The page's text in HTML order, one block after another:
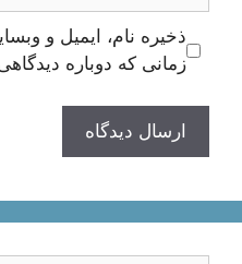
ذخیره نام، ایمیل و
زمانی که دوباره